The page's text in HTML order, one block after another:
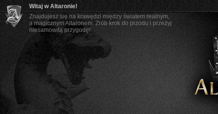
Witaj w Altaronie!
Znajdujesz się na krawędzi między światem realnym,
a magicznym Altaronem. Zrób krok do przodu i przeżyj
niesamowitą przygodę!